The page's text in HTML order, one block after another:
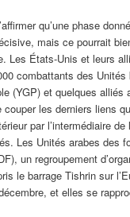
qu’une phase
mais ce pourrait
Les États-Unis et leurs
combattants des
(YGP) et quelques alliés
les derniers liens
par l’intermédiaire
Les Unités arabes des
un regroupement
le barrage Tishrin sur
et elles se